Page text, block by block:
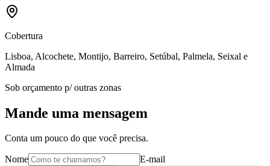
Cobertura
Lisboa, Alcochete, Montijo, Barreiro, Setúbal, Palmela, Seixal e
Almada
Sob orçamento p/ outras zonas
Mande uma mensagem
Conta um pouco do que você precisa.
Nome
E-mail